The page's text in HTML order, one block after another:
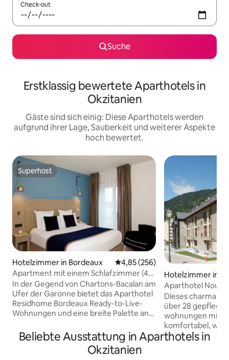
Check-out
Suche
Erstklassig bewertete Aparthotels in
Okzitanien
Gäste sind sich einig: Diese Aparthotels werden
aufgrund ihrer Lage, Sauberkeit und weiterer Aspekte
hoch bewertet.
Superhost
Superhost
Hotelzimmer in Bordeaux Durchschnittliche Bewertung:
4,85 (256)
Apartment mit einem Schlafzimmer (4
Personen) in der Nähe der Garonne
In der Gegend von Chartons-Bacalan am
Ufer der Garonne bietet das Aparthotel
Residhome Bordeaux Ready-to-Live-
Wohnungen und eine breite Palette an
und Annehmlichkeiten. Die Wohnung
bietet Platz für bis zu 4 Personen und
verfügt über ein Schlafzimmer, eine
Hotelzimmer in
Aparthotel Nou
Dieses
über 28
wohnungen mit
komfortabel,
ausgestattet. Sehenswürdigkeiten: Valle
Beliebte Ausstattung in Aparthotels in
Okzitanien